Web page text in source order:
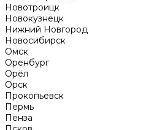
Новотроицк
Новокузнецк
Нижний Новгород
Новосибирск
Омск
Оренбург
Орёл
Орск
Прокопьевск
Пермь
Пенза